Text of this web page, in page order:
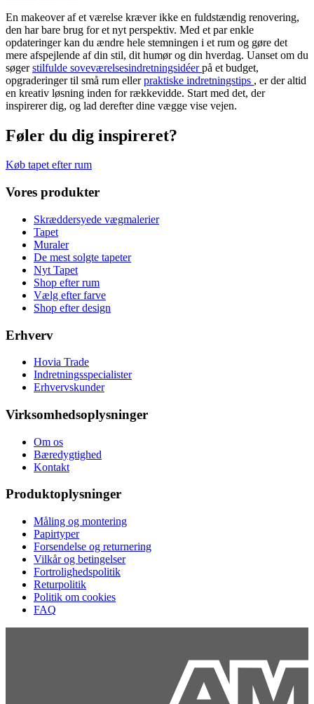
En makeover af et værelse kræver ikke en fuldstændig renovering,
den har bare brug for et nyt perspektiv. Med et par enkle
opdateringer kan du ændre hele stemningen i et rum og gøre det
mere afspejlende af din stil, dit humør og din hverdag. Uanset om du
søgerstilfulde soveværelsesindretningsidéerpå et budget,
opgraderinger til små rum ellerpraktiske indretningstips , er der altid
en kreativ løsning inden for rækkevidde. Start med det, der
inspirerer dig, og lad derefter dine vægge vise vejen.
Føler du dig inspireret?
Køb tapet efter rum
Vores produkter
Skræddersyede vægmalerier
Tapet
Muraler
De mest solgte tapeter
Nyt Tapet
Shop efter rum
Vælg efter farve
Shop efter design
Erhverv
Hovia Trade
Indretningsspecialister
Erhvervskunder
Virksomhedsoplysninger
Om os
Bæredygtighed
Kontakt
Produktoplysninger
Måling og montering
Papirtyper
Forsendelse og returnering
Vilkår og betingelser
Fortrolighedspolitik
Returpolitik
Politik om cookies
FAQ